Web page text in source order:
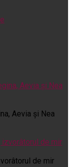
Aevia și Nea
de mir